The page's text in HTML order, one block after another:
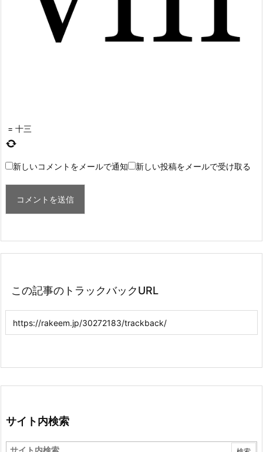
= 十三
新しいコメントをメールで通知 新しい投稿をメールで受け取る
この記事のトラックバックURL
サイト内検索